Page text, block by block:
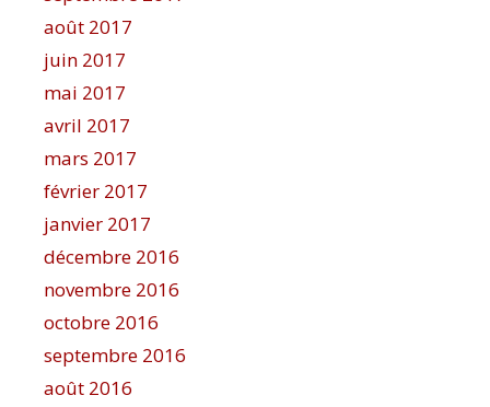
août 2017
juin 2017
mai 2017
avril 2017
mars 2017
février 2017
janvier 2017
décembre 2016
novembre 2016
octobre 2016
septembre 2016
août 2016